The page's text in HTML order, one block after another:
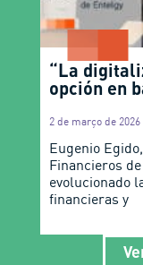
“La
opción en
2 de março de 2026
Eugenio
Financieros
evolucionado
financieras y